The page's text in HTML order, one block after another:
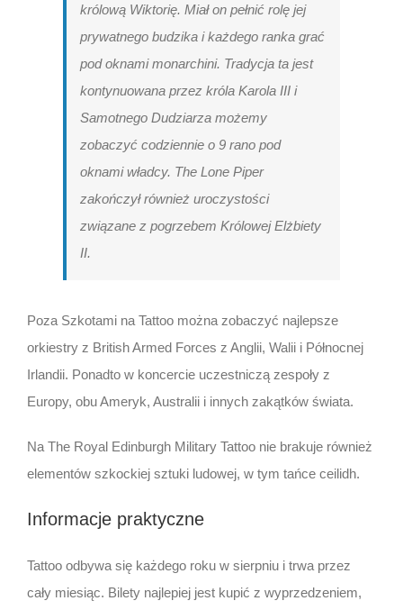
królową Wiktorię. Miał on pełnić rolę jej
prywatnego budzika i każdego ranka grać
pod oknami monarchini. Tradycja ta jest
kontynuowana przez króla Karola III i
Samotnego Dudziarza możemy
zobaczyć codziennie o 9 rano pod
oknami władcy. The Lone Piper
zakończył również uroczystości
związane z pogrzebem Królowej Elżbiety
II.
Poza Szkotami na Tattoo można zobaczyć najlepsze
orkiestry z British Armed Forces z Anglii, Walii i Północnej
Irlandii. Ponadto w koncercie uczestniczą zespoły z
Europy, obu Ameryk, Australii i innych zakątków świata.
Na The Royal Edinburgh Military Tattoo nie brakuje również
elementów szkockiej sztuki ludowej, w tym tańce ceilidh.
Informacje praktyczne
Tattoo odbywa się każdego roku w sierpniu i trwa przez
cały miesiąc. Bilety najlepiej jest kupić z wyprzedzeniem,